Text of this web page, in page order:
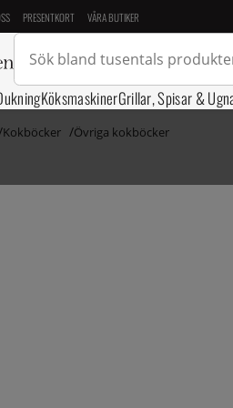
PRESENTKORT VÅRA BUTIKER
KöksmaskinerGrillar, Spisar &
Kokböcker Övriga kokböcker